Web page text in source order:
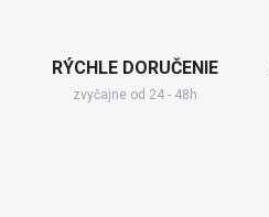
RÝCHLE DORUČENIE
zvyčajne od 24 - 48h